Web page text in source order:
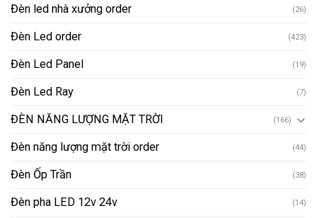
Đèn led nhà xưởng order (26)
Đèn Led order (423)
Đèn Led Panel (19)
Đèn Led Ray (7)
ĐÈN NĂNG LƯỢNG MẶT TRỜI (166)
Đèn năng lượng mặt trời order (44)
Đèn Ốp Trần (38)
Đèn pha LED 12v 24v (14)